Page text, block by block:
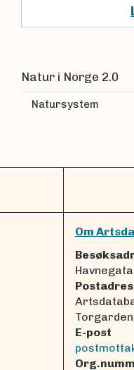
Natur i Norge 2.0
Natursystem
Om
E-post